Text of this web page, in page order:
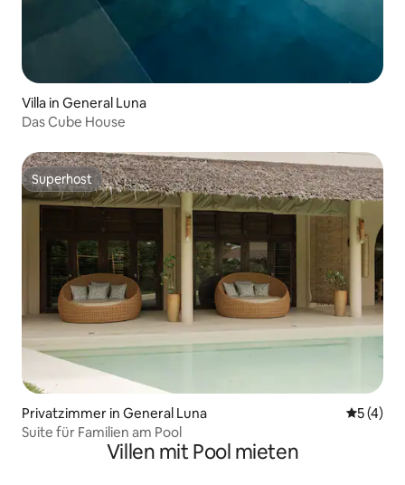
Villa in General Luna
Das Cube House
Superhost
Superhost
Privatzimmer in General Luna
5 (4)
Suite für Familien am Pool
Villen mit Pool mieten